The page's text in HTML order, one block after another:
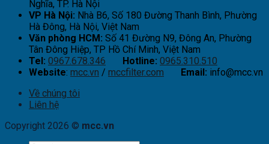
Nghĩa, TP. Hà Nội
VP Hà Nội: Nhà B6, Số 180 Đường Thanh Bình, Phường
Hà Đông, Hà Nội, Việt Nam
Văn phòng HCM: Số 41 Đường N9, Đông An, Phường
Tân Đông Hiệp, TP Hồ Chí Minh, Việt Nam
Tel: 0967.678.346 Hotline: 0965.310.510
Website: mcc.vn / mccfilter.com Email: info@mcc.vn
Về chúng tôi
Liên hệ
Copyright 2026 © mcc.vn